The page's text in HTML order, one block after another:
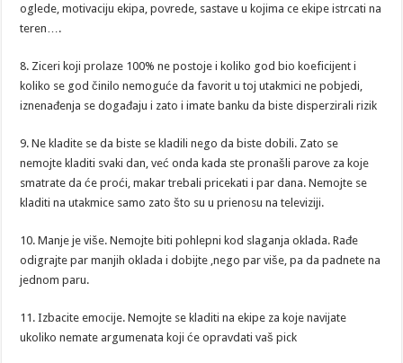
oglede, motivaciju ekipa, povrede, sastave u kojima ce ekipe istrcati na
teren….
8. Ziceri koji prolaze 100% ne postoje i koliko god bio koeficijent i
koliko se god činilo nemoguće da favorit u toj utakmici ne pobjedi,
iznenađenja se događaju i zato i imate banku da biste disperzirali rizik
9. Ne kladite se da biste se kladili nego da biste dobili. Zato se
nemojte kladiti svaki dan, već onda kada ste pronašli parove za koje
smatrate da će proći, makar trebali pricekati i par dana. Nemojte se
kladiti na utakmice samo zato što su u prienosu na televiziji.
10. Manje je više. Nemojte biti pohlepni kod slaganja oklada. Rađe
odigrajte par manjih oklada i dobijte ,nego par više, pa da padnete na
jednom paru.
11. Izbacite emocije. Nemojte se kladiti na ekipe za koje navijate
ukoliko nemate argumenata koji će opravdati vaš pick